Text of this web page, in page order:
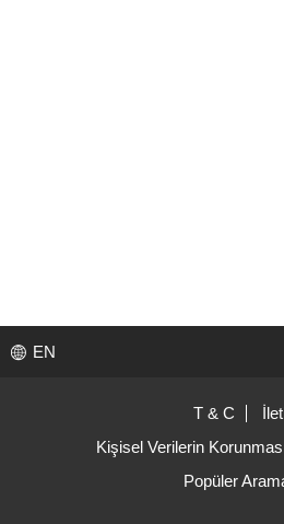
EN
T & C
Kişisel Verilerin
Popüler